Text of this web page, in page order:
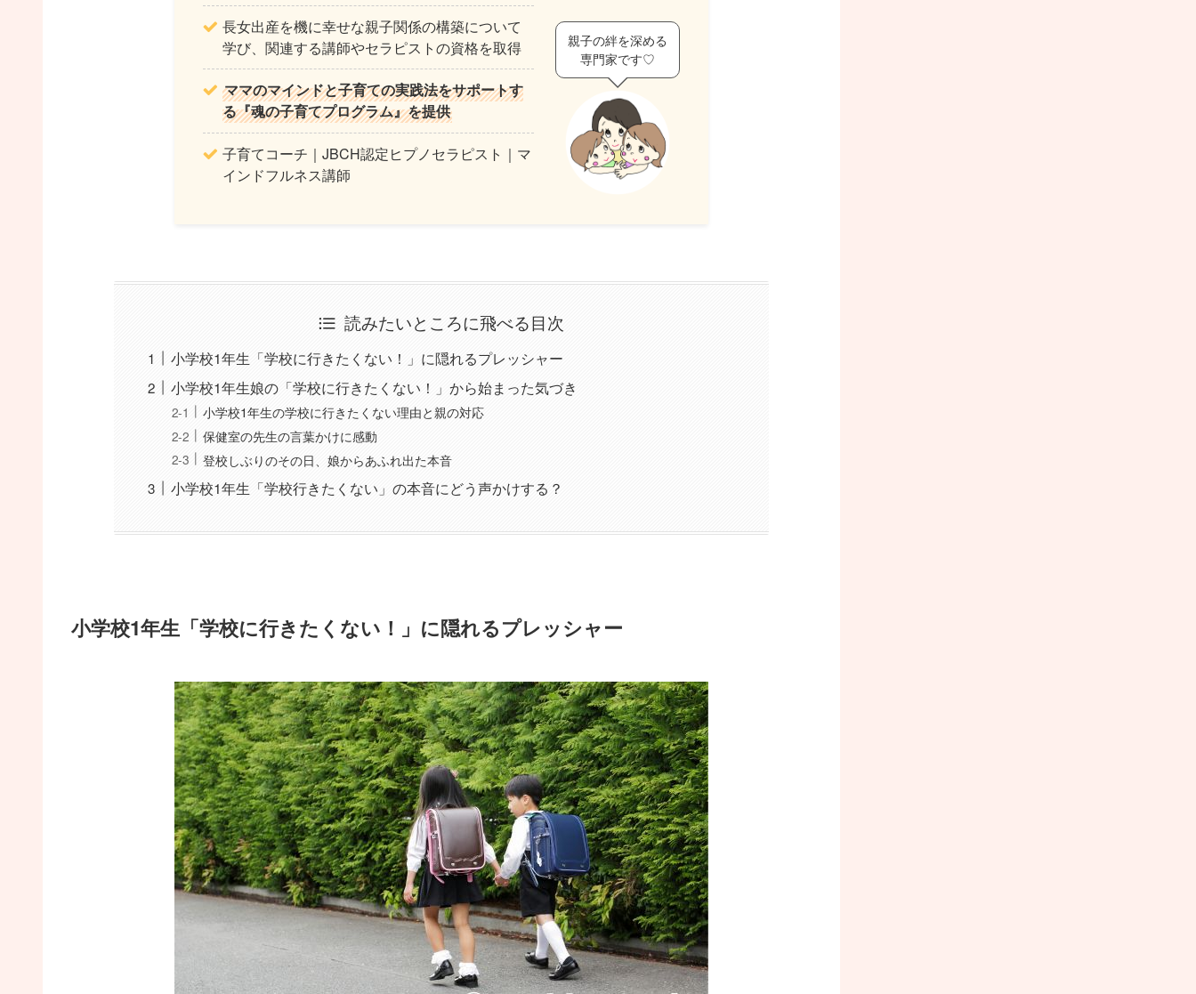
長女出産を機に幸せな親子関係の構築について
学び、関連する講師やセラピストの資格を取得
ママのマインドと子育ての実践法をサポートす
る『魂の子育てプログラム』を提供
子育てコーチ｜JBCH認定ヒプノセラピスト｜マ
インドフルネス講師
親子の絆を深める
専門家です♡
読みたいところに飛べる目次
小学校1年生「学校に行きたくない！」に隠れるプレッシャー
小学校1年生娘の「学校に行きたくない！」から始まった気づき
小学校1年生の学校に行きたくない理由と親の対応
保健室の先生の言葉かけに感動
登校しぶりのその日、娘からあふれ出た本音
小学校1年生「学校行きたくない」の本音にどう声かけする？
小学校1年生「学校に行きたくない！」に隠れるプレッシャー